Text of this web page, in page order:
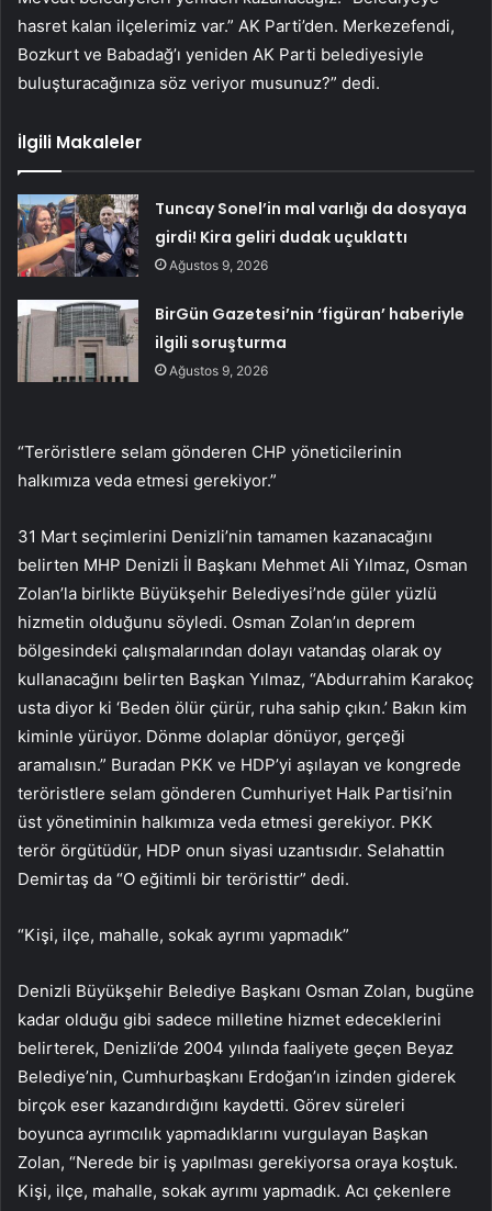
hasret kalan ilçelerimiz var.” AK Parti’den. Merkezefendi,
Bozkurt ve Babadağ’ı yeniden AK Parti belediyesiyle
buluşturacağınıza söz veriyor musunuz?” dedi.
İlgili Makaleler
Tuncay Sonel’in mal varlığı da dosyaya
girdi! Kira geliri dudak uçuklattı
Ağustos 9, 2026
BirGün Gazetesi’nin ‘figüran’ haberiyle
ilgili soruşturma
Ağustos 9, 2026
“Teröristlere selam gönderen CHP yöneticilerinin
halkımıza veda etmesi gerekiyor.”
31 Mart seçimlerini Denizli’nin tamamen kazanacağını
belirten MHP Denizli İl Başkanı Mehmet Ali Yılmaz, Osman
Zolan’la birlikte Büyükşehir Belediyesi’nde güler yüzlü
hizmetin olduğunu söyledi. Osman Zolan’ın deprem
bölgesindeki çalışmalarından dolayı vatandaş olarak oy
kullanacağını belirten Başkan Yılmaz, “Abdurrahim Karakoç
usta diyor ki ‘Beden ölür çürür, ruha sahip çıkın.’ Bakın kim
kiminle yürüyor. Dönme dolaplar dönüyor, gerçeği
aramalısın.” Buradan PKK ve HDP’yi aşılayan ve kongrede
teröristlere selam gönderen Cumhuriyet Halk Partisi’nin
üst yönetiminin halkımıza veda etmesi gerekiyor. PKK
terör örgütüdür, HDP onun siyasi uzantısıdır. Selahattin
Demirtaş da “O eğitimli bir teröristtir” dedi.
“Kişi, ilçe, mahalle, sokak ayrımı yapmadık”
Denizli Büyükşehir Belediye Başkanı Osman Zolan, bugüne
kadar olduğu gibi sadece milletine hizmet edeceklerini
belirterek, Denizli’de 2004 yılında faaliyete geçen Beyaz
Belediye’nin, Cumhurbaşkanı Erdoğan’ın izinden giderek
birçok eser kazandırdığını kaydetti. Görev süreleri
boyunca ayrımcılık yapmadıklarını vurgulayan Başkan
Zolan, “Nerede bir iş yapılması gerekiyorsa oraya koştuk.
Kişi, ilçe, mahalle, sokak ayrımı yapmadık. Acı çekenlere